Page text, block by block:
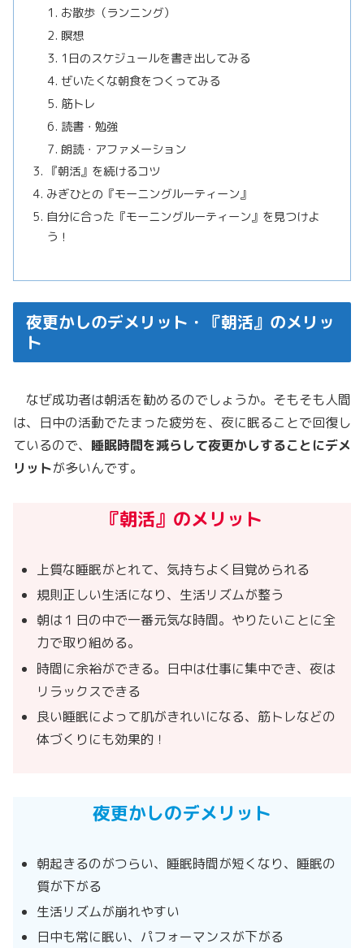
お散歩（ランニング）
瞑想
1日のスケジュールを書き出してみる
ぜいたくな朝食をつくってみる
筋トレ
読書・勉強
朗読・アファメーション
『朝活』を続けるコツ
みぎひとの『モーニングルーティーン』
自分に合った『モーニングルーティーン』を見つけよ
う！
夜更かしのデメリット・『朝活』のメリッ
ト
なぜ成功者は朝活を勧めるのでしょうか。そもそも人間
は、日中の活動でたまった疲労を、夜に眠ることで回復し
ているので、 睡眠時間を減らして夜更かしすることにデメ
リットが多いんです。
『朝活』のメリット
上質な睡眠がとれて、気持ちよく目覚められる
規則正しい生活になり、生活リズムが整う
朝は１日の中で一番元気な時間。やりたいことに全
力で取り組める。
時間に余裕ができる。日中は仕事に集中でき、夜は
リラックスできる
良い睡眠によって肌がきれいになる、筋トレなどの
体づくりにも効果的！
夜更かしのデメリット
朝起きるのがつらい、睡眠時間が短くなり、睡眠の
質が下がる
生活リズムが崩れやすい
日中も常に眠い、パフォーマンスが下がる